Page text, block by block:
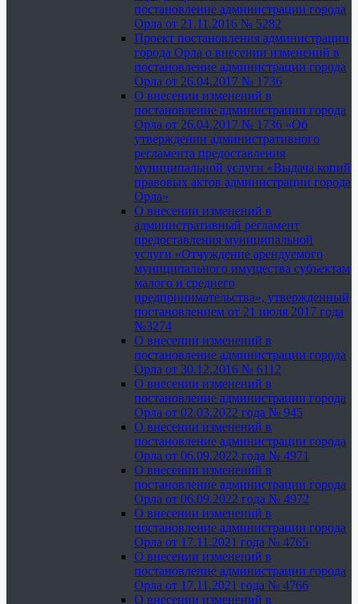
постановление администрации города
Орла от 21.11.2016 № 5282
Проект постановления администрации
города Орла о внесении изменений в
постановление администрации города
Орла от 26.04.2017 № 1736
О внесении изменений в
постановление администрации города
Орла от 26.04.2017 № 1736 «Об
утверждении административного
регламента предоставления
муниципальной услуги «Выдача копий
правовых актов администрации города
Орла»
О внесении изменений в
административный регламент
предоставления муниципальной
услуги «Отчуждение арендуемого
муниципального имущества субъектам
малого и среднего
предпринимательства», утвержденный
постановлением от 21 июля 2017 года
№3274
О внесении изменений в
постановление администрации города
Орла от 30.12.2016 № 6112
О внесении изменений в
постановление администрации города
Орла от 02.03.2022 года № 945
О внесении изменений в
постановление администрации города
Орла от 06.09.2022 года № 4971
О внесении изменений в
постановление администрации города
Орла от 06.09.2022 года № 4972
О внесении изменений в
постановление администрации города
Орла от 17.11.2021 года № 4765
О внесении изменений в
постановление администрации города
Орла от 17.11.2021 года № 4766
О внесении изменений в